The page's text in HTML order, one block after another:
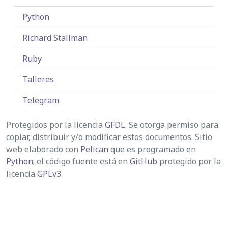
Python
Richard Stallman
Ruby
Talleres
Telegram
Protegidos por la licencia GFDL. Se otorga permiso para
copiar, distribuir y/o modificar estos documentos. Sitio
web elaborado con Pelican que es programado en
Python; el código fuente está en GitHub protegido por la
licencia GPLv3.